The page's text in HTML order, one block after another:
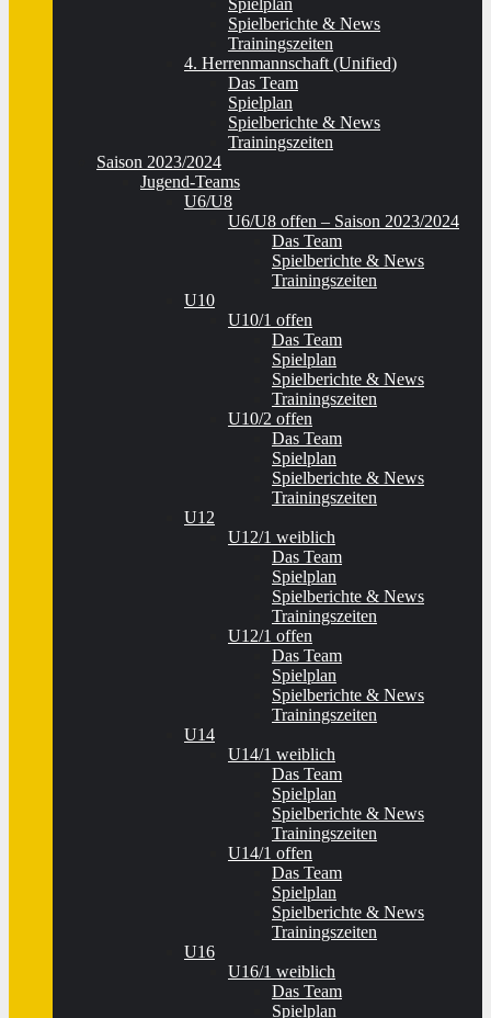
Spielplan
Spielberichte & News
Trainingszeiten
4. Herrenmannschaft (Unified)
Das Team
Spielplan
Spielberichte & News
Trainingszeiten
Saison 2023/2024
Jugend-Teams
U6/U8
U6/U8 offen – Saison 2023/2024
Das Team
Spielberichte & News
Trainingszeiten
U10
U10/1 offen
Das Team
Spielplan
Spielberichte & News
Trainingszeiten
U10/2 offen
Das Team
Spielplan
Spielberichte & News
Trainingszeiten
U12
U12/1 weiblich
Das Team
Spielplan
Spielberichte & News
Trainingszeiten
U12/1 offen
Das Team
Spielplan
Spielberichte & News
Trainingszeiten
U14
U14/1 weiblich
Das Team
Spielplan
Spielberichte & News
Trainingszeiten
U14/1 offen
Das Team
Spielplan
Spielberichte & News
Trainingszeiten
U16
U16/1 weiblich
Das Team
Spielplan